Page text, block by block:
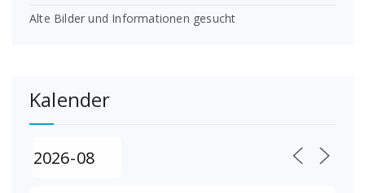
Alte Bilder und Informationen gesucht
Kalender